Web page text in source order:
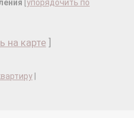
упорядочить по
на карте